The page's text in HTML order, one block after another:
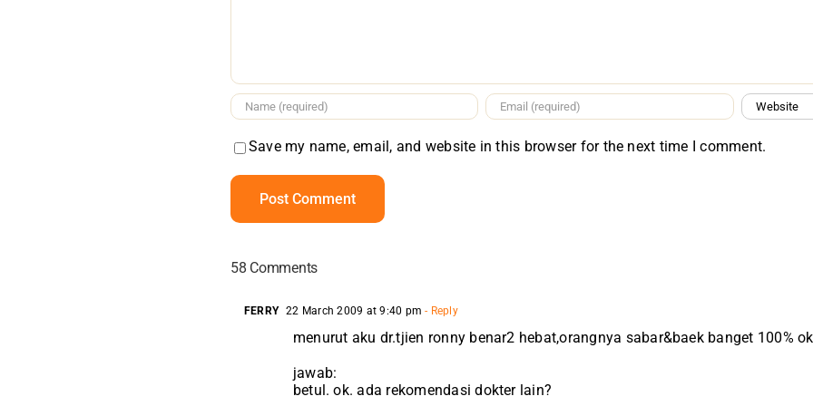
58 Comments
FERRY 22 March 2009 at 9:40 pm - Reply
menurut aku dr.tjien ronny benar2 hebat,orangnya sabar&baek banget 100%
jawab:
betul. ok. ada rekomendasi dokter lain?
Save my name, email, and website in this browser for the next time I comment.